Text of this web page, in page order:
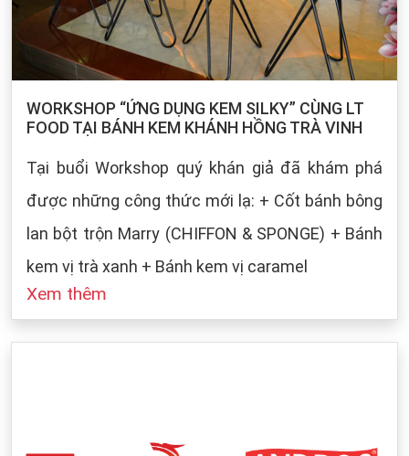
WORKSHOP “ỨNG DỤNG KEM SILKY” CÙNG LT
FOOD TẠI BÁNH KEM KHÁNH HỒNG TRÀ VINH
Tại buổi Workshop quý khán giả đã khám phá
được những công thức mới lạ: + Cốt bánh bông
lan bột trộn Marry (CHIFFON & SPONGE) + Bánh
kem vị trà xanh + Bánh kem vị caramel
Xem thêm